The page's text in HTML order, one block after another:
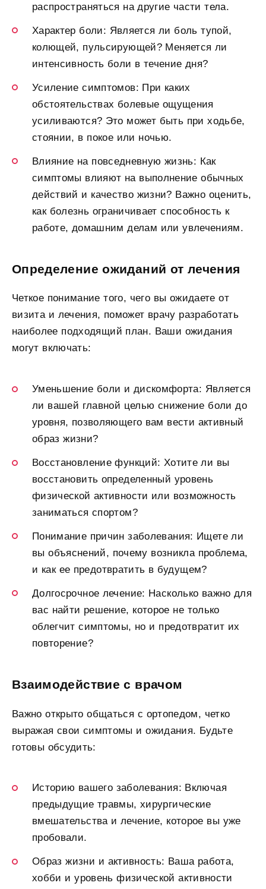
распространяться на другие части тела.
Характер боли: Является ли боль тупой,
колющей, пульсирующей? Меняется ли
интенсивность боли в течение дня?
Усиление симптомов: При каких
обстоятельствах болевые ощущения
усиливаются? Это может быть при ходьбе,
стоянии, в покое или ночью.
Влияние на повседневную жизнь: Как
симптомы влияют на выполнение обычных
действий и качество жизни? Важно оценить,
как болезнь ограничивает способность к
работе, домашним делам или увлечениям.
Определение ожиданий от лечения
Четкое понимание того, чего вы ожидаете от
визита и лечения, поможет врачу разработать
наиболее подходящий план. Ваши ожидания
могут включать:
Уменьшение боли и дискомфорта: Является
ли вашей главной целью снижение боли до
уровня, позволяющего вам вести активный
образ жизни?
Восстановление функций: Хотите ли вы
восстановить определенный уровень
физической активности или возможность
заниматься спортом?
Понимание причин заболевания: Ищете ли
вы объяснений, почему возникла проблема,
и как ее предотвратить в будущем?
Долгосрочное лечение: Насколько важно для
вас найти решение, которое не только
облегчит симптомы, но и предотвратит их
повторение?
Взаимодействие с врачом
Важно открыто общаться с ортопедом, четко
выражая свои симптомы и ожидания. Будьте
готовы обсудить:
Историю вашего заболевания: Включая
предыдущие травмы, хирургические
вмешательства и лечение, которое вы уже
пробовали.
Образ жизни и активность: Ваша работа,
хобби и уровень физической активности